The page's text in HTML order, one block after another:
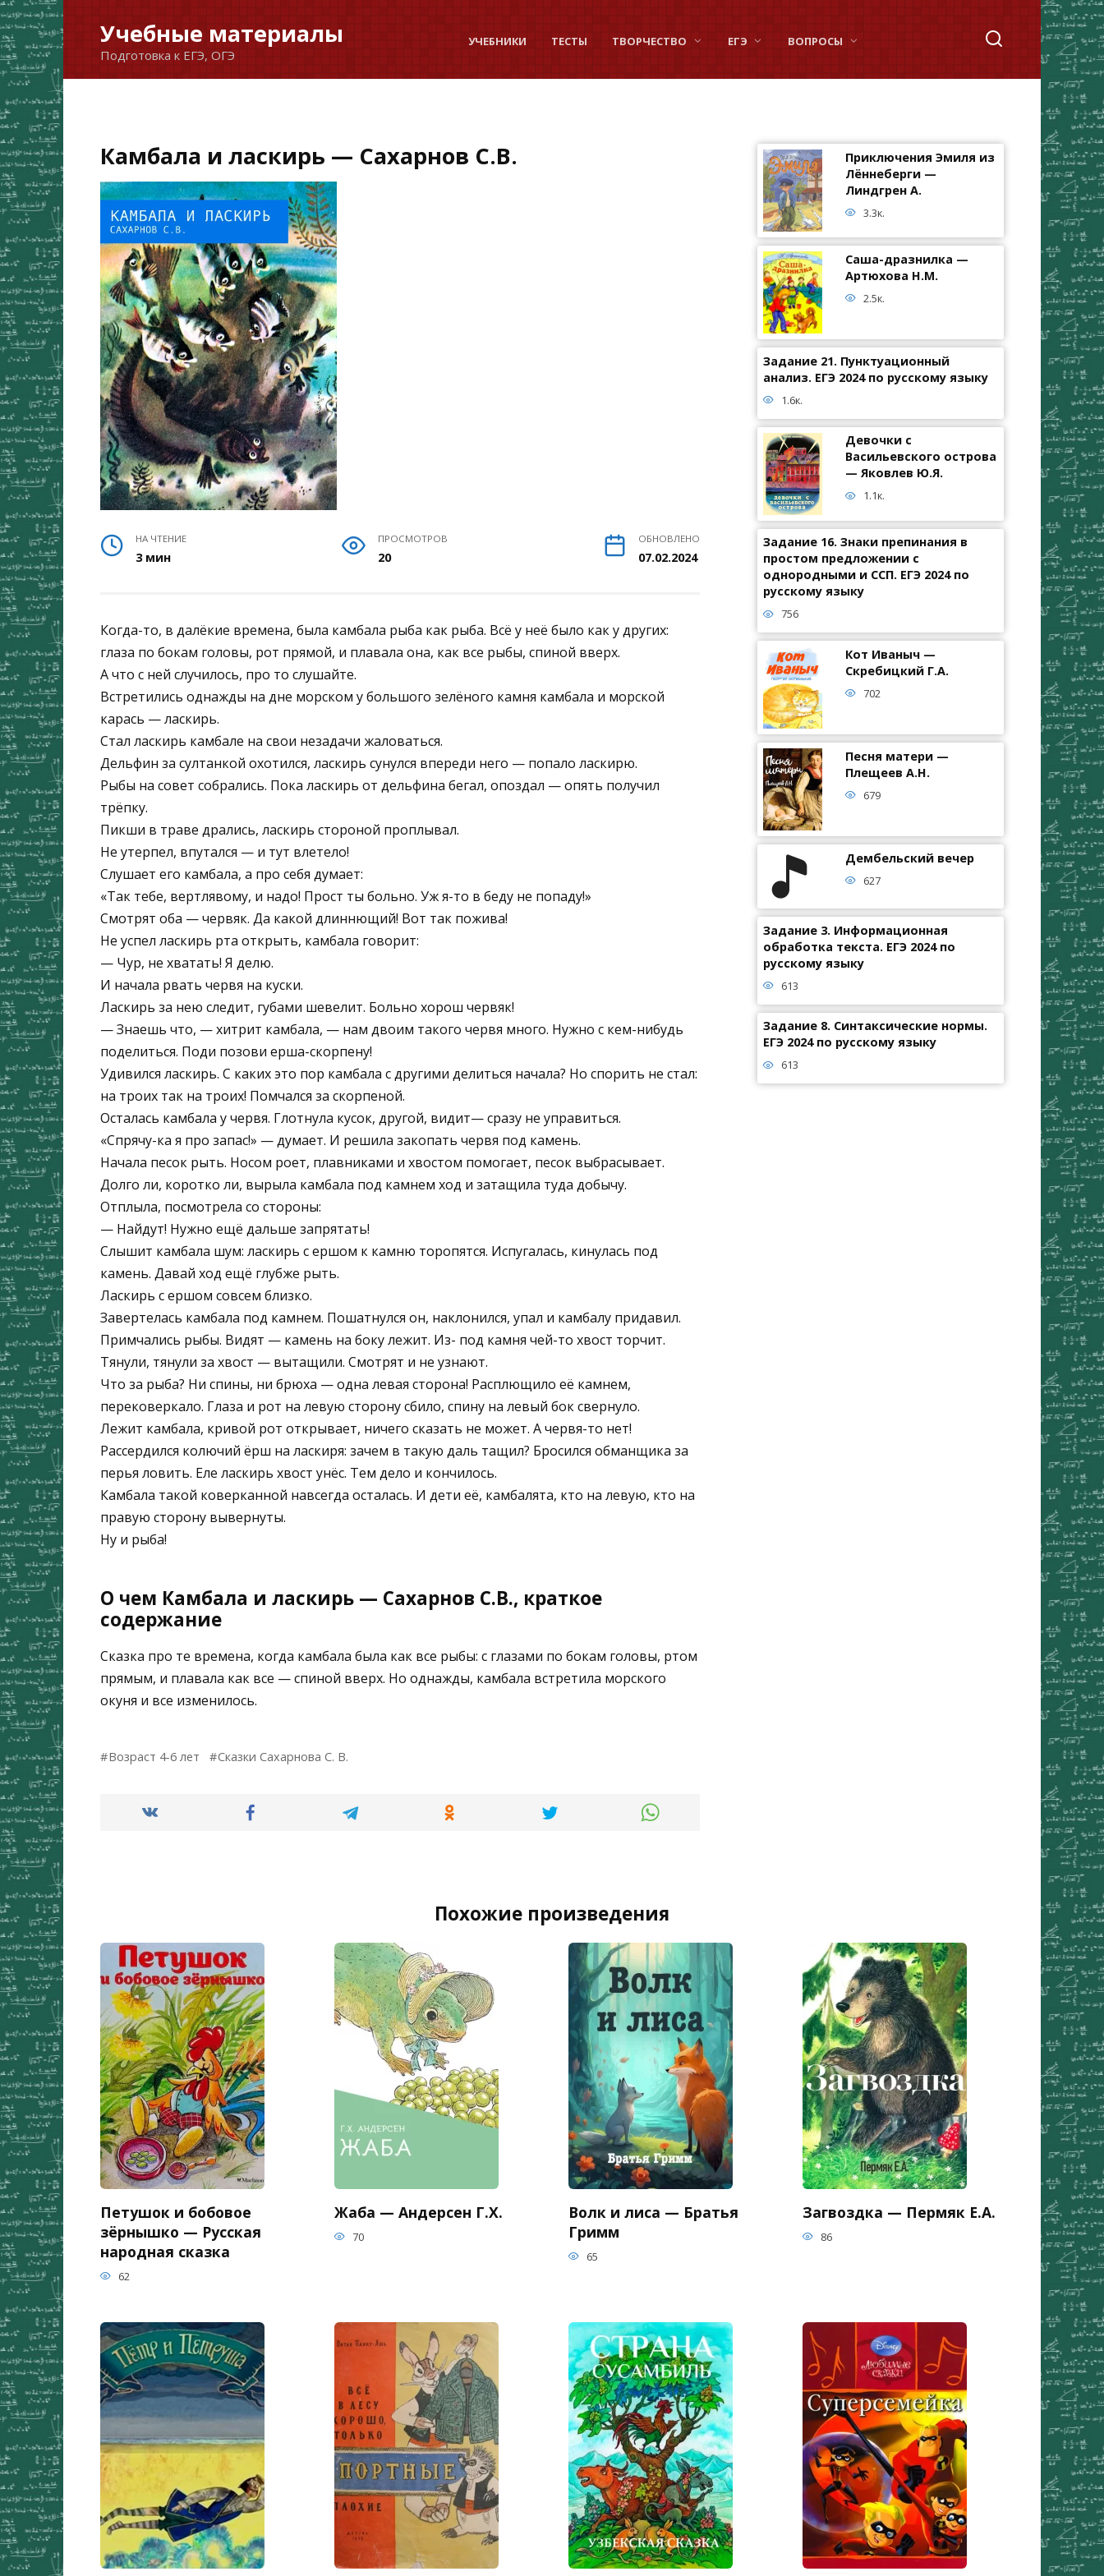
Перейти
к
содержанию
Учебные материалы
Подготовка к ЕГЭ, ОГЭ
УЧЕБНИКИ ТЕСТЫ ТВОРЧЕСТВО ЕГЭ ВОПРОСЫ
Камбала и ласкирь — Сахарнов С.В.
НА ЧТЕНИЕ
3 мин
ПРОСМОТРОВ
20
ОБНОВЛЕНО
07.02.2024
Когда-то, в далёкие времена, была камбала рыба как ры­ба. Всё у неё было как у других:
глаза по бокам головы, рот прямой, и плавала она, как все рыбы, спиной вверх.
А что с ней случилось, про то слушайте.
Встретились однажды на дне морском у большого зелёного камня камбала и морской
карась — ласкирь.
Стал ласкирь камбале на свои незадачи жаловаться.
Дельфин за султанкой охотился, ласкирь сунулся впе­реди него — попало ласкирю.
Рыбы на совет собрались. Пока ласкирь от дельфина бегал, опоздал — опять получил
трёпку.
Пикши в траве дрались, ласкирь стороной проплывал.
Не утерпел, впутался — и тут влетело!
Слушает его камбала, а про себя думает:
«Так тебе, вертлявому, и надо! Прост ты больно. Уж я-то в беду не попаду!»
Смотрят оба — червяк. Да какой длиннющий! Вот так пожива!
Не успел ласкирь рта открыть, камбала говорит:
— Чур, не хватать! Я делю.
И начала рвать червя на куски.
Ласкирь за нею следит, губами шевелит. Больно хорош червяк!
— Знаешь что, — хитрит камбала, — нам двоим такого червя много. Нужно с кем-нибудь
поделиться. Поди позо­ви ерша-скорпену!
Удивился ласкирь. С каких это пор камбала с другими делиться начала? Но спорить не стал:
на троих так на троих! Помчался за скорпеной.
Осталась камбала у червя. Глотнула кусок, другой, ви­дит— сразу не управиться.
«Спрячу-ка я про запас!» — думает. И решила закопать червя под камень.
Начала песок рыть. Носом роет, плавниками и хвостом помогает, песок выбрасывает.
Долго ли, коротко ли, вырыла камбала под камнем ход и затащила туда добычу.
Отплыла, посмотрела со стороны:
— Найдут! Нужно ещё дальше запрятать!
Слышит камбала шум: ласкирь с ершом к камню торо­пятся. Испугалась, кинулась под
камень. Давай ход ещё глубже рыть.
Ласкирь с ершом совсем близко.
Завертелась камбала под камнем. Пошатнулся он, на­клонился, упал и камбалу придавил.
Примчались рыбы. Видят — камень на боку лежит. Из- под камня чей-то хвост торчит.
Тянули, тянули за хвост — вытащили. Смотрят и не узнают.
Что за рыба? Ни спины, ни брюха — одна левая сторо­на! Расплющило её камнем,
перековеркало. Глаза и рот на левую сторону сбило, спину на левый бок свернуло.
Лежит камбала, кривой рот открывает, ничего сказать не может. А червя-то нет!
Рассердился колючий ёрш на ласкиря: зачем в такую даль тащил? Бросился обманщика за
перья ловить. Еле ласкирь хвост унёс. Тем дело и кончилось.
Камбала такой коверканной навсегда осталась. И дети её, камбалята, кто на левую, кто на
правую сторону вывер­нуты.
Ну и рыба!
О чем Камбала и ласкирь — Сахарнов С.В., краткое
содержание
Сказка про те времена, когда камбала была как все рыбы: с глазами по бокам головы, ртом
прямым, и плавала как все — спиной вверх. Но однажды, камбала встретила морского
окуня и все изменилось.
Возраст 4-6 лет Сказки Сахарнова С. В.
Приключения Эмиля из
Лённеберги —
Линдгрен А.
3.3к.
Саша-дразнилка —
Артюхова Н.М.
2.5к.
Задание 21. Пунктуационный
анализ. ЕГЭ 2024 по русскому языку
1.6к.
Девочки с
Васильевского острова
— Яковлев Ю.Я.
1.1к.
Задание 16. Знаки препинания в
простом предложении с
однородными и ССП. ЕГЭ 2024 по
русскому языку
756
Кот Иваныч —
Скребицкий Г.А.
702
Песня матери —
Плещеев А.Н.
679
Дембельский вечер
627
Задание 3. Информационная
обработка текста. ЕГЭ 2024 по
русскому языку
613
Задание 8. Синтаксические нормы.
ЕГЭ 2024 по русскому языку
613
Похожие произведения
Петушок и бобовое
зёрнышко — Русская
народная сказка
62
Жаба — Андерсен Г.Х.
70
Волк и лиса — Братья
Гримм
65
Загвоздка — Пермяк Е.А.
86